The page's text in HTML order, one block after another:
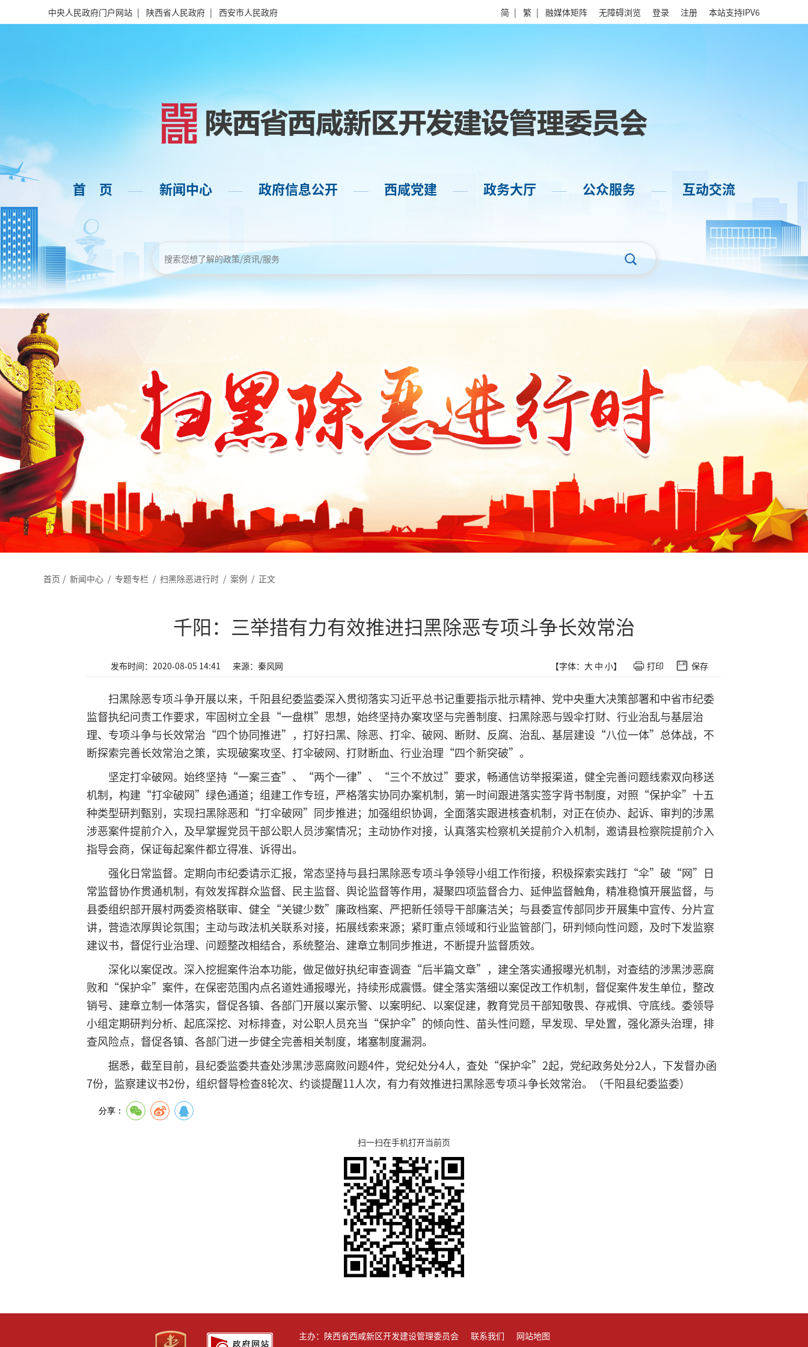
中央人民政府门户网站 | 陕西省人民政府 | 西安市人民政府 简 | 繁 | 融媒体矩阵 无障碍浏览 登录 注册 本站支持IPV6
首 页 —— 新闻中心 —— 政府信息公开 —— 西咸党建 —— 政务大厅 —— 公众服务 —— 互动交流
首页 / 新闻中心 / 专题专栏 / 扫黑除恶进行时 / 案例 / 正文
千阳：三举措有力有效推进扫黑除恶专项斗争长效常治
发布时间：2020-08-05 14:41 来源：秦风网 【字体： 大 中 小】 打印 保存
扫黑除恶专项斗争开展以来，千阳县纪委监委深入贯彻落实习近平总书记重要指示批示精神、党中央重大决策部署和中省市纪委
监督执纪问责工作要求，牢固树立全县“一盘棋”思想，始终坚持办案攻坚与完善制度、扫黑除恶与毁伞打财、行业治乱与基层治
理、专项斗争与长效常治“四个协同推进”，打好扫黑、除恶、打伞、破网、断财、反腐、治乱、基层建设“八位一体”总体战，不
断探索完善长效常治之策，实现破案攻坚、打伞破网、打财断血、行业治理“四个新突破”。
坚定打伞破网。始终坚持“一案三查”、“两个一律”、“三个不放过”要求，畅通信访举报渠道，健全完善问题线索双向移送
机制，构建“打伞破网”绿色通道；组建工作专班，严格落实协同办案机制，第一时间跟进落实签字背书制度，对照“保护伞”十五
种类型研判甄别，实现扫黑除恶和“打伞破网”同步推进；加强组织协调，全面落实跟进核查机制，对正在侦办、起诉、审判的涉黑
涉恶案件提前介入，及早掌握党员干部公职人员涉案情况；主动协作对接，认真落实检察机关提前介入机制，邀请县检察院提前介入
指导会商，保证每起案件都立得准、诉得出。
强化日常监督。定期向市纪委请示汇报，常态坚持与县扫黑除恶专项斗争领导小组工作衔接，积极探索实践打“伞”破“网”日
常监督协作贯通机制，有效发挥群众监督、民主监督、舆论监督等作用，凝聚四项监督合力、延伸监督触角，精准稳慎开展监督，与
县委组织部开展村两委资格联审、健全“关键少数”廉政档案、严把新任领导干部廉洁关；与县委宣传部同步开展集中宣传、分片宣
讲，营造浓厚舆论氛围；主动与政法机关联系对接，拓展线索来源；紧盯重点领域和行业监管部门，研判倾向性问题，及时下发监察
建议书，督促行业治理、问题整改相结合，系统整治、建章立制同步推进，不断提升监督质效。
深化以案促改。深入挖掘案件治本功能，做足做好执纪审查调查“后半篇文章”，建全落实通报曝光机制，对查结的涉黑涉恶腐
败和“保护伞”案件，在保密范围内点名道姓通报曝光，持续形成震慑。健全落实落细以案促改工作机制，督促案件发生单位，整改
销号、建章立制一体落实，督促各镇、各部门开展以案示警、以案明纪、以案促建，教育党员干部知敬畏、存戒惧、守底线。委领导
小组定期研判分析、起底深挖、对标排查，对公职人员充当“保护伞”的倾向性、苗头性问题，早发现、早处置，强化源头治理，排
查风险点，督促各镇、各部门进一步健全完善相关制度，堵塞制度漏洞。
据悉，截至目前，县纪委监委共查处涉黑涉恶腐败问题4件，党纪处分4人，查处“保护伞”2起，党纪政务处分2人，下发督办函
7份，监察建议书2份，组织督导检查8轮次、约谈提醒11人次，有力有效推进扫黑除恶专项斗争长效常治。（千阳县纪委监委）
分享：
扫一扫在手机打开当前页
主办：陕西省西咸新区开发建设管理委员会 联系我们
网站地图